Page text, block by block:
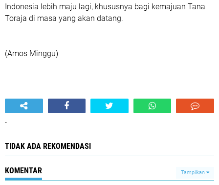
Indonesia lebih maju lagi, khususnya bagi kemajuan Tana
Toraja di masa yang akan datang.
(Amos Minggu)
-
TIDAK ADA REKOMENDASI
KOMENTAR Tampilkan